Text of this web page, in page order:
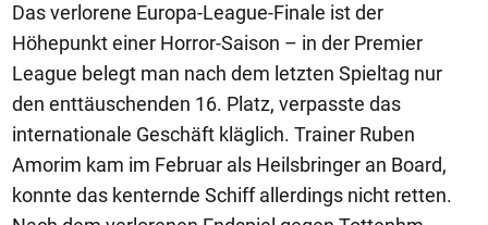
Das verlorene Europa-League-Finale ist der
Höhepunkt einer Horror-Saison – in der Premier
League belegt man nach dem letzten Spieltag nur
den enttäuschenden 16. Platz, verpasste das
internationale Geschäft kläglich. Trainer Ruben
Amorim kam im Februar als Heilsbringer an Board,
konnte das kenternde Schiff allerdings nicht retten.